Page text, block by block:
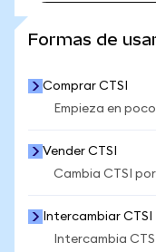
Formas de
Comprar CTSI
Empieza en
Vender CTSI
Cambia CTSI
Intercambiar CTSI
Intercambia